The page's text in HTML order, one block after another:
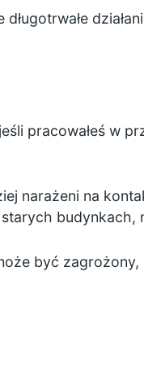
pracowałeś w
narażeni na
być